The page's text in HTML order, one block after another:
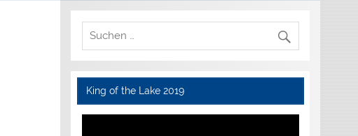
King of the Lake 2019
Video-